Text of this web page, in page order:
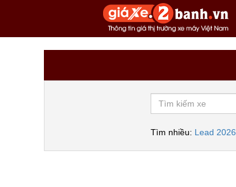
Tìm nhiều: Lead 2026